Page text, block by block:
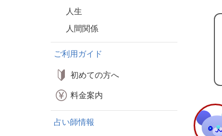
人生
人間関係
ご利用ガイド
初めての方へ
料金案内
占い師情報